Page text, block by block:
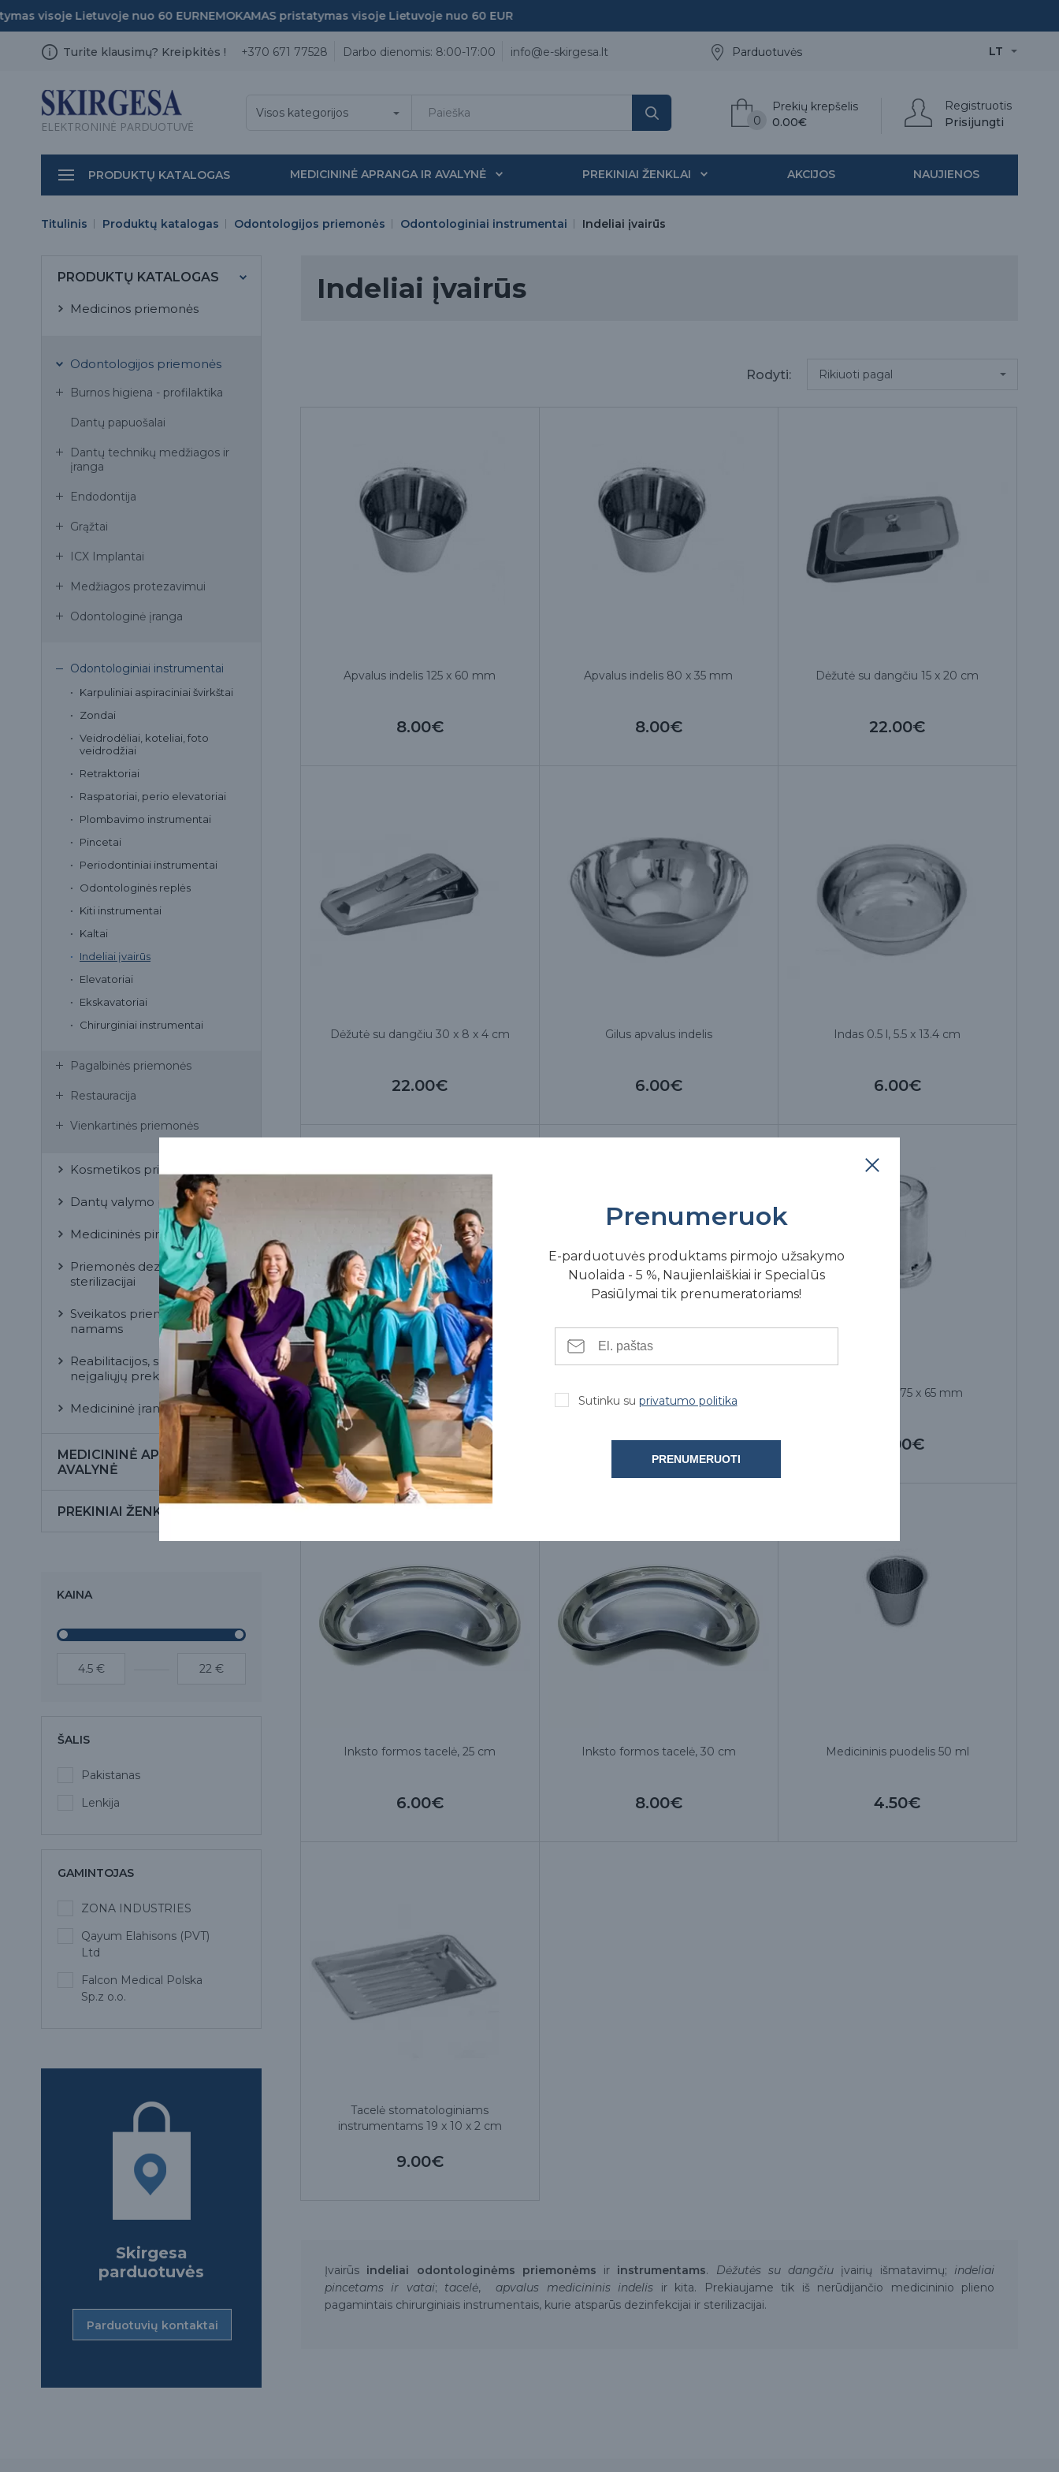
visoje Lietuvoje nuo 60 EURNEMOKAMAS pristatymas visoje Lietuvoje nuo 60 EUR
Turite klausimų? Kreipkitės ! +370 671 77528 Darbo dienomis: 8:00-17:00 info@e-skirgesa.lt LT
Parduotuvės
ELEKTRONINĖ PARDUOTUVĖ
Registruotis
Prisijungti
Prekių krepšelis
0.00€
0
Visos kategorijos
PRODUKTŲ KATALOGAS MEDICININĖ APRANGA IR AVALYNĖ PREKINIAI ŽENKLAI AKCIJOS NAUJIENOS
Titulinis Produktų katalogas Odontologijos priemonės Odontologiniai instrumentai Indeliai įvairūs
PRODUKTŲ KATALOGAS
Medicinos priemonės
Odontologijos priemonės
Burnos higiena - profilaktika
Dantų papuošalai
Dantų technikų medžiagos ir
įranga
Endodontija
Grąžtai
ICX Implantai
Medžiagos protezavimui
Odontologinė įranga
Odontologiniai instrumentai
Karpuliniai aspiraciniai švirkštai
Zondai
Veidrodėliai, koteliai, foto
veidrodžiai
Retraktoriai
Raspatoriai, perio elevatoriai
Plombavimo instrumentai
Pincetai
Periodontiniai instrumentai
Odontologinės replės
Kiti instrumentai
Kaltai
Indeliai įvairūs
Elevatoriai
Ekskavatoriai
Chirurginiai instrumentai
Pagalbinės priemonės
Restauracija
Vienkartinės priemonės
Kosmetikos priemonės
Dantų valymo priemonės
Medicininės pirštinės
Priemonės dezinfekcijai ir
sterilizacijai
Sveikatos priemonės
namams
Reabilitacijos, slaugos ir
neįgaliųjų prekės
Medicininė įranga
MEDICININĖ APRANGA IR
AVALYNĖ
PREKINIAI ŽENKLAI
KAINA
ŠALIS
Pakistanas
Lenkija
GAMINTOJAS
ZONA INDUSTRIES
Qayum Elahisons (PVT)
Ltd
Falcon Medical Polska
Sp.z o.o.
Skirgesa
parduotuvės
Parduotuvių kontaktai
Indeliai įvairūs
Rodyti:
Apvalus indelis 125 x 60 mm
8.00€
Apvalus indelis 80 x 35 mm
8.00€
Dėžutė su dangčiu 15 x 20 cm
22.00€
Dėžutė su dangčiu 30 x 8 x 4 cm
22.00€
Gilus apvalus indelis
6.00€
Indas 0.5 l, 5.5 x 13.4 cm
6.00€
Indelis membranai dengtas titanu
20.00€
Indelis pincetams 30 x 100 mm
9.00€
Indelis vatai 75 x 65 mm
10.00€
Inksto formos tacelė, 25 cm
6.00€
Inksto formos tacelė, 30 cm
8.00€
Medicininis puodelis 50 ml
4.50€
Tacelė stomatologiniams
instrumentams 19 x 10 x 2 cm
9.00€
Įvairūs indeliai odontologinėms priemonėms ir instrumentams. Dėžutės su dangčiu įvairių išmatavimų; indeliai
pincetams ir vatai; tacelė,apvalus medicininis indelis ir kita. Prekiaujame tik iš nerūdijančio medicininio plieno
pagamintais chirurginiais instrumentais, kurie atsparūs dezinfekcijai ir sterilizacijai.
Prenumeruok
E-parduotuvės produktams pirmojo užsakymo
Nuolaida - 5 %, Naujienlaiškiai ir Specialūs
Pasiūlymai tik prenumeratoriams!
Sutinku su privatumo politika
PRENUMERUOTI